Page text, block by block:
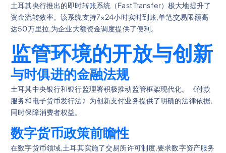
土耳其央行推出的即时转账系统（Fast Transfer）极大地提升了
资金流转效率。该系统支持7×24小时实时到账,单笔交易限额高
达50万里拉,为企业大额资金调度提供了便利。
监管环境的开放与创新
与时俱进的金融法规
土耳其中央银行和银行监理署积极推动监管框架现代化。《付款
服务和电子货币发行法》为创新支付业务提供了明确的法律依据,
同时保障消费者权益。
数字货币政策前瞻性
在数字货币领域,土耳其实施了交易所许可制度,要求数字资产服务